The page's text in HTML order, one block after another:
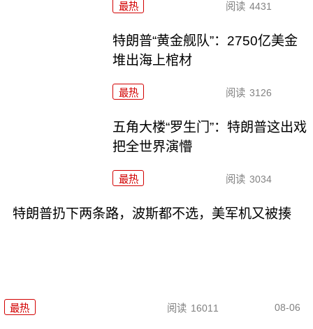
最热 阅读 4431
特朗普“黄金舰队”：2750亿美金
堆出海上棺材
最热 阅读 3126
五角大楼“罗生门”：特朗普这出戏
把全世界演懵
最热 阅读 3034
特朗普扔下两条路，波斯都不选，美军机又被揍
最热 阅读 16011 08-06